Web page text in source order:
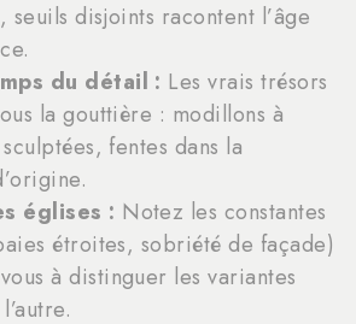
seuils disjoints racontent l’âge
du détail : Les vrais trésors
la gouttière : modillons à
fentes dans la
églises : Notez les constantes
étroites, sobriété de façade)
à distinguer les variantes